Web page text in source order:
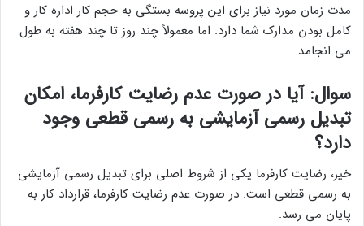
مدت زمان مورد نیاز برای این پروسه بستگی به حجم کار اداره کار و
کامل بودن مدارک شما دارد. اما معمولاً چند روز تا چند هفته به طول
می انجامد.
سوال: آیا در صورت عدم رضایت کارفرما، امکان
تبدیل رسمی آزمایشی به رسمی قطعی وجود
دارد؟
خیر، رضایت کارفرما یکی از شروط اصلی برای تبدیل رسمی آزمایشی
به رسمی قطعی است. در صورت عدم رضایت کارفرما، قرارداد کار به
پایان می رسد.